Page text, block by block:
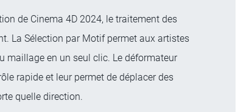
de Cinema 4D 2024, le traitement des
La Sélection par Motif permet aux artistes
maillage en un seul clic. Le déformateur
rapide et leur permet de déplacer des
quelle direction.